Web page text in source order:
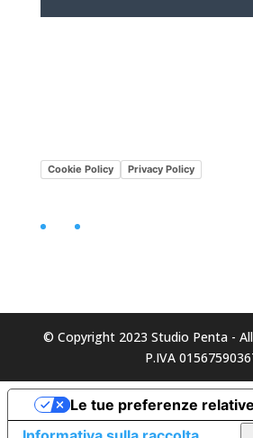
Cookie Policy Privacy Policy
Facebook
© Copyright 2023 Studio Penta -
P.IVA
Le tue preferenze